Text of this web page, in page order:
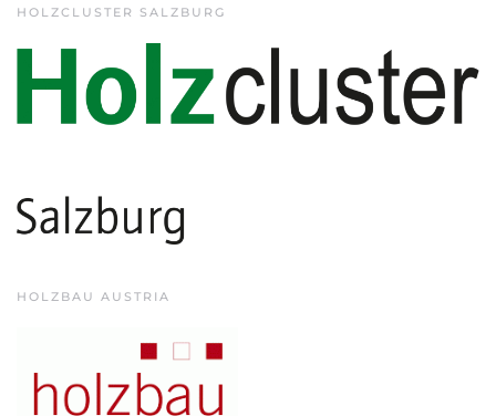
HOLZCLUSTER SALZBURG
HOLZBAU AUSTRIA